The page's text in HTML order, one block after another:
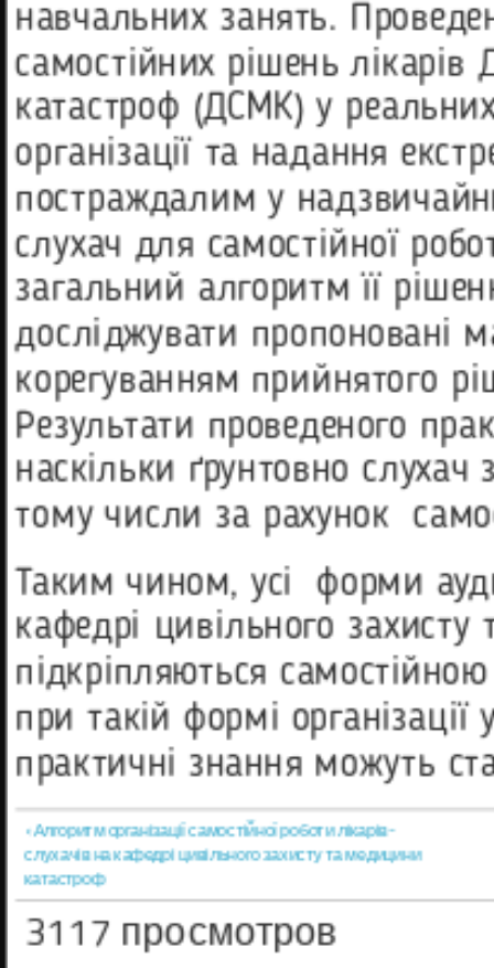
навчальних занять.
самостійних рішень
катастроф (ДСМК) у
організації та надання
постраждалим у
слухач для самостійної
загальний алгоритм її
досліджувати пропоновані
корегуванням прийнятого
Результати проведеного
наскільки ґрунтовно слухач
тому числи за рахунок
Таким чином, усі форми
кафедрі цивільного
підкріпляються
при такій формі
практичні знання можуть
‹ Алгоритм організації самостійної роботи лікарів-
слухачів на кафедрі цивільного захисту та медицини
катастроф
3117 просмотров